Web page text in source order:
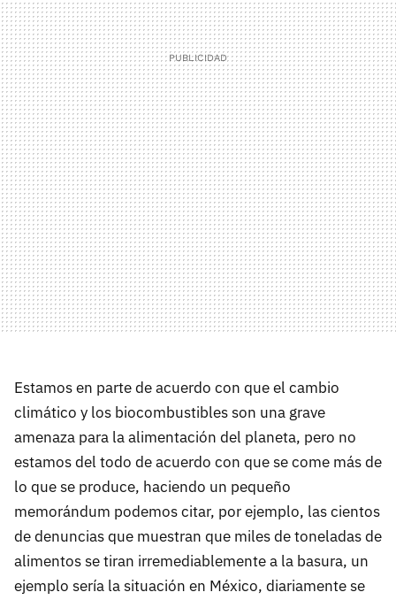
Estamos en parte de acuerdo con que el cambio
climático y los biocombustibles son una grave
amenaza para la alimentación del planeta, pero no
estamos del todo de acuerdo con que se come más de
lo que se produce, haciendo un pequeño
memorándum podemos citar, por ejemplo, las cientos
de denuncias que muestran que miles de toneladas de
alimentos se tiran irremediablemente a la basura, un
ejemplo sería la situación en México, diariamente se